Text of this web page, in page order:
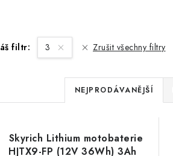
filtr: 3 Zrušit všechny filtry
Ř
a
z
NEJPRODÁVANĚJŠÍ
Skyrich Lithium motobaterie
HJTX9-FP (12V 36Wh) 3Ah